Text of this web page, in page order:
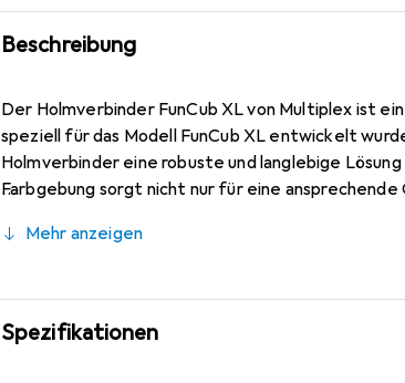
Beschreibung
Der Holmverbinder FunCub XL von Multiplex ist
speziell für das Modell FunCub XL entwickelt
Holmverbinder eine robuste und langlebige
Farbgebung sorgt nicht nur für eine
Flugzeugs, sodass die Leistung und Sicherheit
Deutschland, steht dieses Produkt für Qualität
unerlässlich sind. Der Holmverbinder FunCub XL
optimieren möchten.
Mehr anzeigen
Spezifikationen